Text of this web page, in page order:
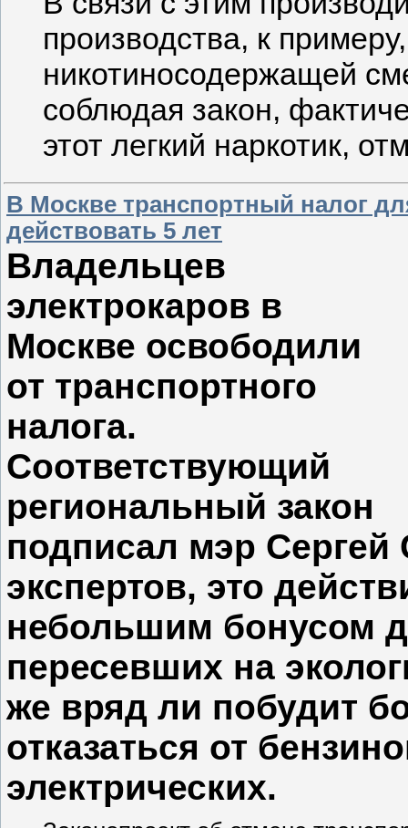
производства, к
никотиносодержащей
соблюдая закон,
этот легкий наркотик,
В Москве транспортный налог
действовать 5 лет
Владельцев
электрокаров в
Москве освободили
от транспортного
налога.
Соответствующий
региональный закон
подписал мэр
экспертов, это
небольшим бонусом
пересевших на
же вряд ли побудит
отказаться от
электрических.